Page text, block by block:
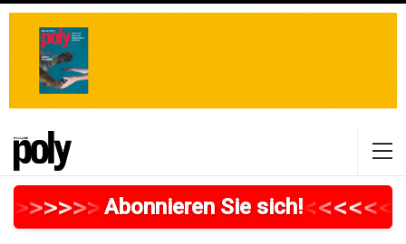
>>>>>>>>>>>>>>>>>
Abonnieren Sie sich!<<<<<<<